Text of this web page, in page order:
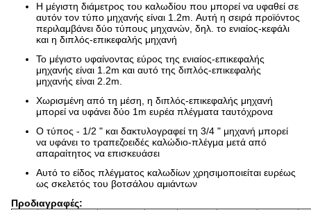
Η μέγιστη διάμετρος του καλωδίου που μπορεί να υφαθεί σε
αυτόν τον τύπο μηχανής είναι 1.2m. Αυτή η σειρά προϊόντος
περιλαμβάνει δύο τύπους μηχανών, δηλ. το ενιαίος-κεφάλι
και η διπλός-επικεφαλής μηχανή
Το μέγιστο υφαίνοντας εύρος της ενιαίος-επικεφαλής
μηχανής είναι 1.2m και αυτό της διπλός-επικεφαλής
μηχανής είναι 2.2m.
Χωρισμένη από τη μέση, η διπλός-επικεφαλής μηχανή
μπορεί να υφάνει δύο 1m ευρέα πλέγματα ταυτόχρονα
Ο τύπος - 1/2 " και δακτυλογραφεί τη 3/4 " μηχανή μπορεί
να υφάνει το τραπεζοειδές καλώδιο-πλέγμα μετά από
απαραίτητος να επισκευάσει
Αυτό το είδος πλέγματος καλωδίων χρησιμοποιείται ευρέως
ως σκελετός του βοτσάλου αμιάντων
Προδιαγραφές: